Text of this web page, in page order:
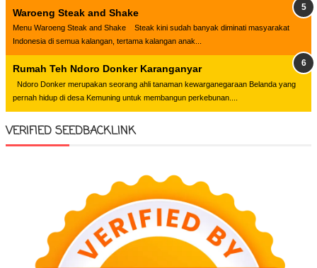
Waroeng Steak and Shake
Menu Waroeng Steak and Shake Steak kini sudah banyak diminati masyarakat
Indonesia di semua kalangan, tertama kalangan anak...
Rumah Teh Ndoro Donker Karanganyar
Ndoro Donker merupakan seorang ahli tanaman kewarganegaraan Belanda yang
pernah hidup di desa Kemuning untuk membangun perkebunan....
VERIFIED SEEDBACKLINK